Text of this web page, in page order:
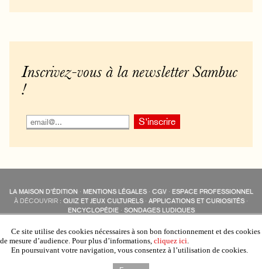
Inscrivez-vous à la newsletter Sambuc
!
LA MAISON D’ÉDITION · MENTIONS LÉGALES· CGV· ESPACE PROFESSIONNEL
À DÉCOUVRIR : QUIZ ET JEUX CULTURELS · APPLICATIONS ET CURIOSITÉS ·
ENCYCLOPÉDIE· SONDAGES LUDIQUES
COLLECTIONS :SAMBUC·ÉDISOLUM·REVUE LITTÉRAIREL’EAU-FORTE
AUTRES SITES :COLL. « LES ÉDISOLUM »
Ce site utilise des cookies nécessaires à son bon fonctionnement et des cookies
de mesure d’audience. Pour plus d’informations, cliquez ici.
En poursuivant votre navigation, vous consentez à l’utilisation de cookies.